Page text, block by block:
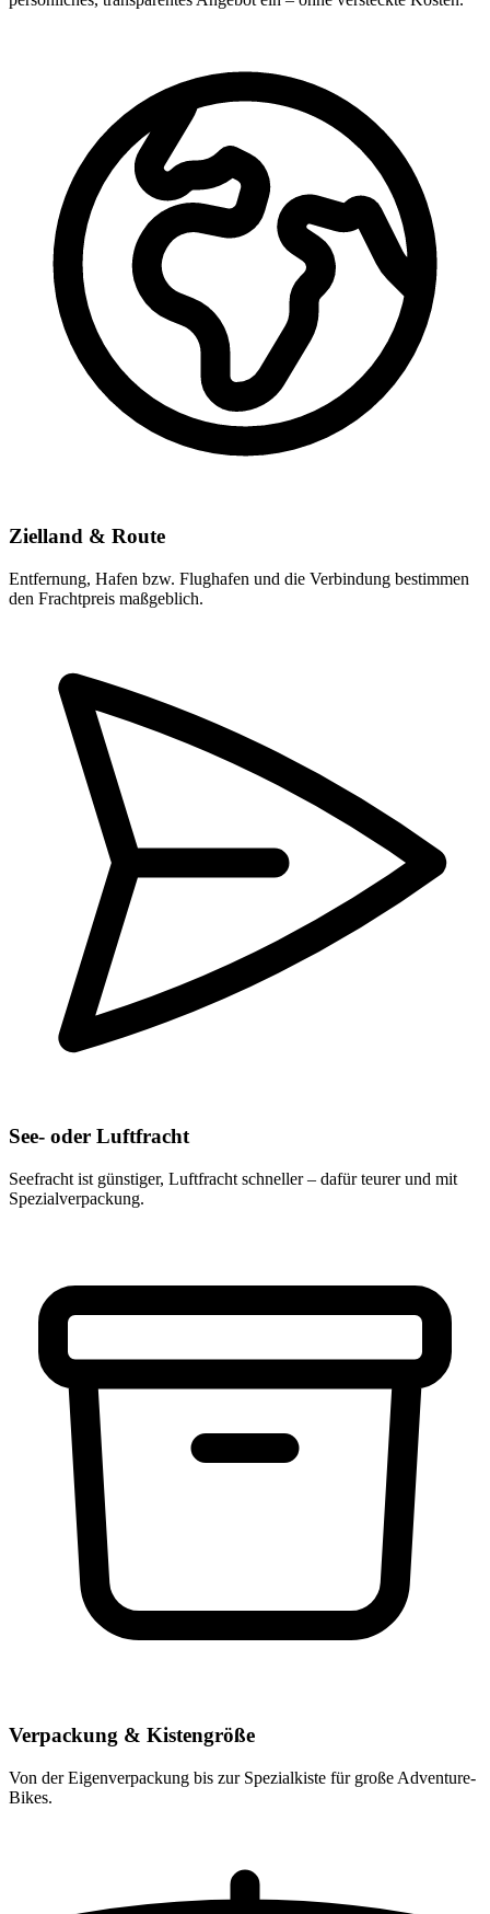
Zielland & Route
Entfernung, Hafen bzw. Flughafen und die Verbindung bestimmen
den Frachtpreis maßgeblich.
See- oder Luftfracht
Seefracht ist günstiger, Luftfracht schneller – dafür teurer und mit
Spezialverpackung.
Verpackung & Kistengröße
Von der Eigenverpackung bis zur Spezialkiste für große Adventure-
Bikes.